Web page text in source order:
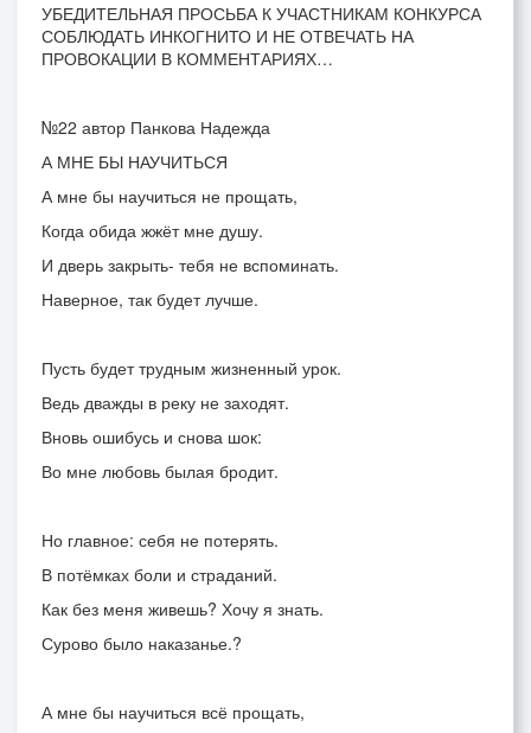
УБЕДИТЕЛЬНАЯ ПРОСЬБА К УЧАСТНИКАМ КОНКУРСА
СОБЛЮДАТЬ ИНКОГНИТО И НЕ ОТВЕЧАТЬ НА
ПРОВОКАЦИИ В КОММЕНТАРИЯХ…
№22 автор Панкова Надежда
А МНЕ БЫ НАУЧИТЬСЯ
А мне бы научиться не прощать,
Когда обида жжёт мне душу.
И дверь закрыть- тебя не вспоминать.
Наверное, так будет лучше.
Пусть будет трудным жизненный урок.
Ведь дважды в реку не заходят.
Вновь ошибусь и снова шок:
Во мне любовь былая бродит.
Но главное: себя не потерять.
В потёмках боли и страданий.
Как без меня живешь? Хочу я знать.
Сурово было наказанье.?
А мне бы научиться всё прощать,